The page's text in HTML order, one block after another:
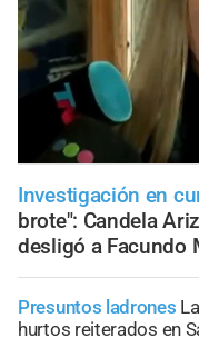
Investigación en
brote": Candela
desligó a Facundo
Presuntos ladrones
hurtos reiterados en